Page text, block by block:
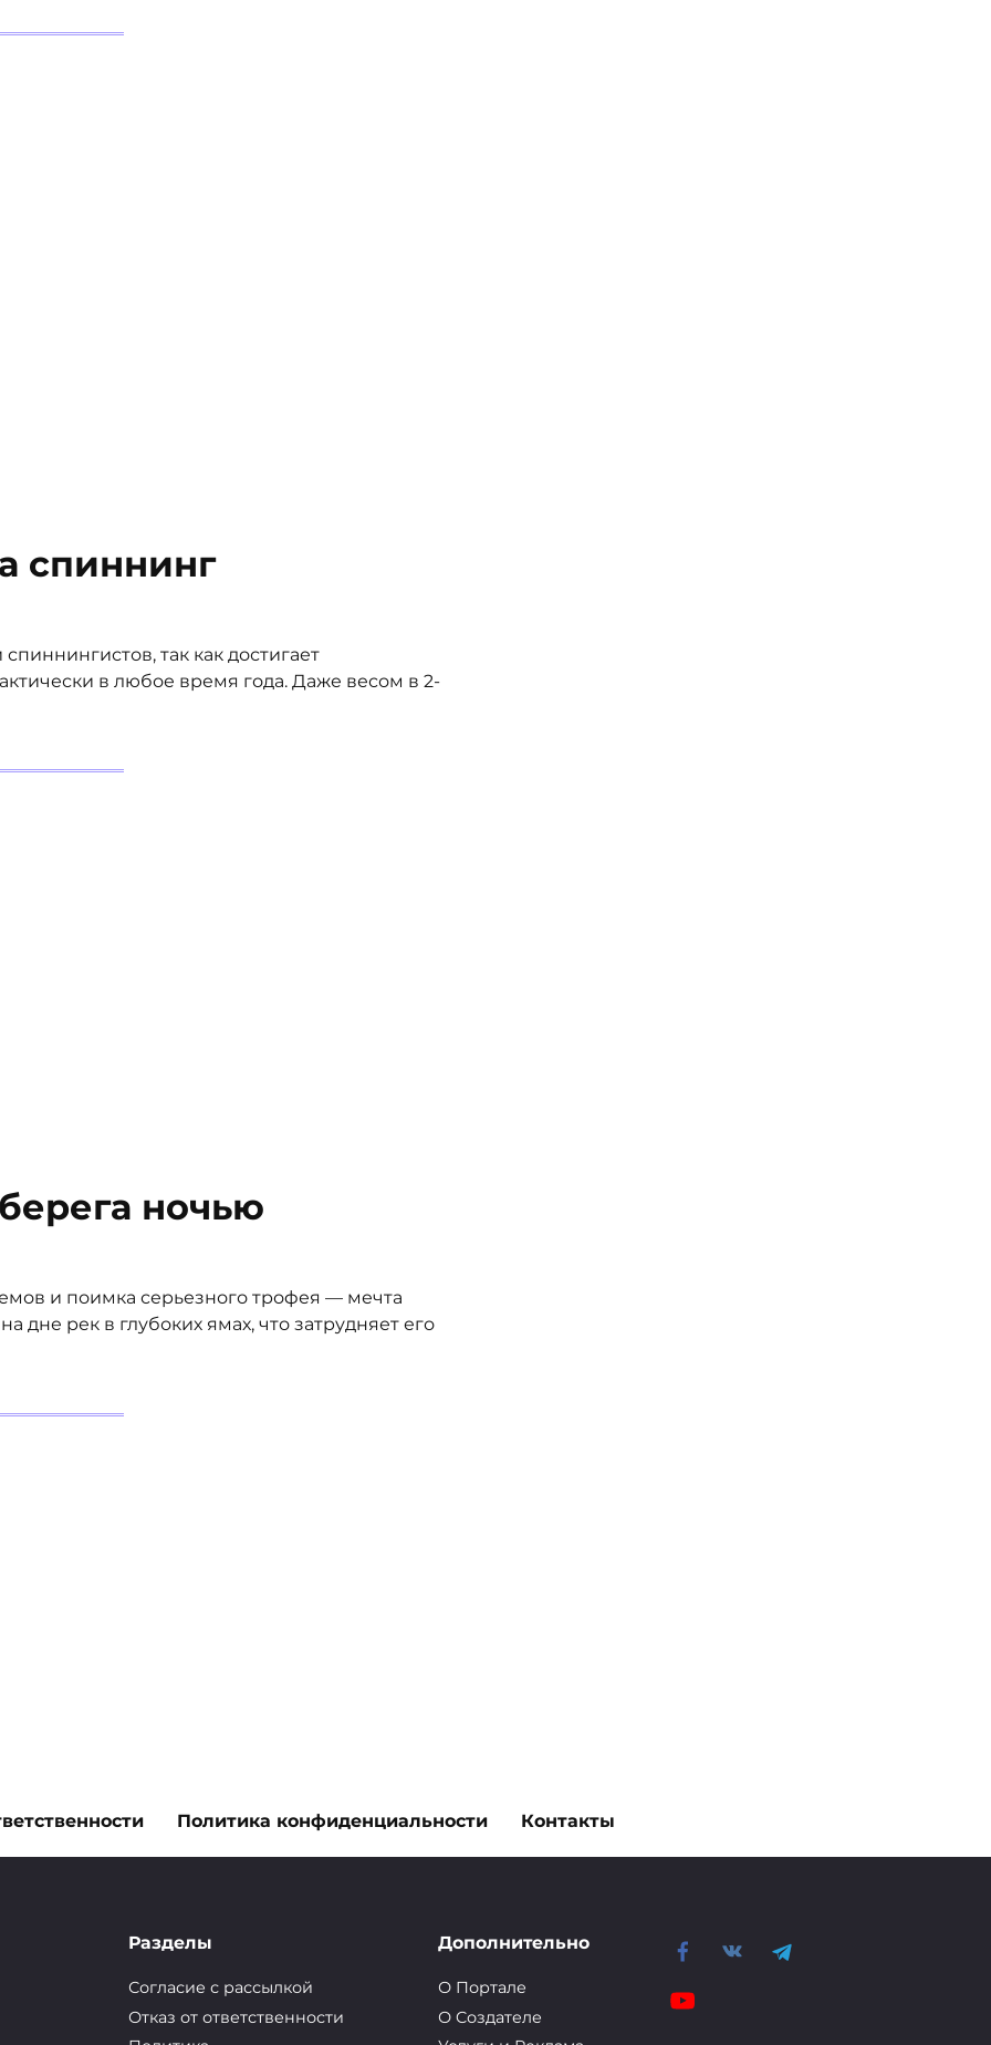
спиннинг
так как достигает
в любое время года. Даже весом в 2-
ночью
и поимка серьезного трофея — мечта
дне рек в глубоких ямах, что затрудняет его
щуку зимой
Политика конфиденциальности Контакты
Разделы
Согласие с рассылкой
Отказ от ответственности
Дополнительно
О Портале
О Cоздателе